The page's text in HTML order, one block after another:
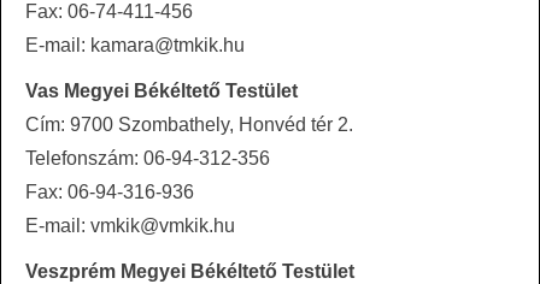
Fax: 06-74-411-456
E-mail: kamara@tmkik.hu
Vas Megyei Békéltető Testület
Cím: 9700 Szombathely, Honvéd tér 2.
Telefonszám: 06-94-312-356
Fax: 06-94-316-936
E-mail: vmkik@vmkik.hu
Veszprém Megyei Békéltető Testület